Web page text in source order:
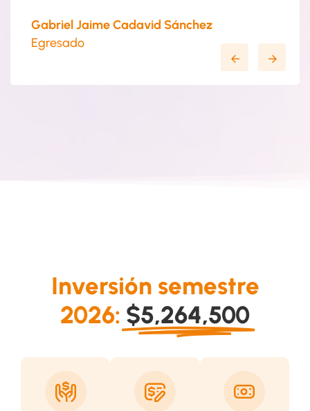
Jaime Cadavid Sánchez
Inversión semestre
2026: $5,264,500